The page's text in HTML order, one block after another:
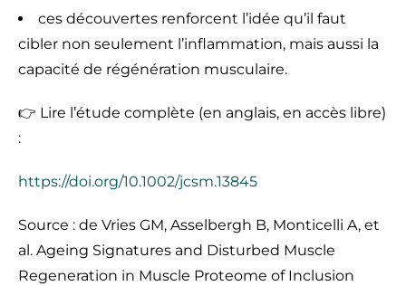
ces découvertes renforcent l’idée qu’il faut
cibler non seulement l’inflammation, mais aussi la
capacité de régénération musculaire.
👉 Lire l’étude complète (en anglais, en accès libre)
:
https://doi.org/10.1002/jcsm.13845
Source : de Vries GM, Asselbergh B, Monticelli A, et
al. Ageing Signatures and Disturbed Muscle
Regeneration in Muscle Proteome of Inclusion